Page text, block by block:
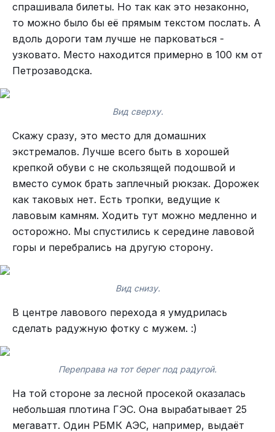
спрашивала билеты. Но так как это незаконно,
то можно было бы её прямым текстом послать. А
вдоль дороги там лучше не парковаться -
узковато. Место находится примерно в 100 км от
Петрозаводска.
Вид сверху.
Скажу сразу, это место для домашних
экстремалов. Лучше всего быть в хорошей
крепкой обуви с не скользящей подошвой и
вместо сумок брать заплечный рюкзак. Дорожек
как таковых нет. Есть тропки, ведущие к
лавовым камням. Ходить тут можно медленно и
осторожно. Мы спустились к середине лавовой
горы и перебрались на другую сторону.
Вид снизу.
В центре лавового перехода я умудрилась
сделать радужную фотку с мужем. :)
Переправа на тот берег под радугой.
На той стороне за лесной просекой оказалась
небольшая плотина ГЭС. Она вырабатывает 25
мегаватт. Один РБМК АЭС, например, выдаёт